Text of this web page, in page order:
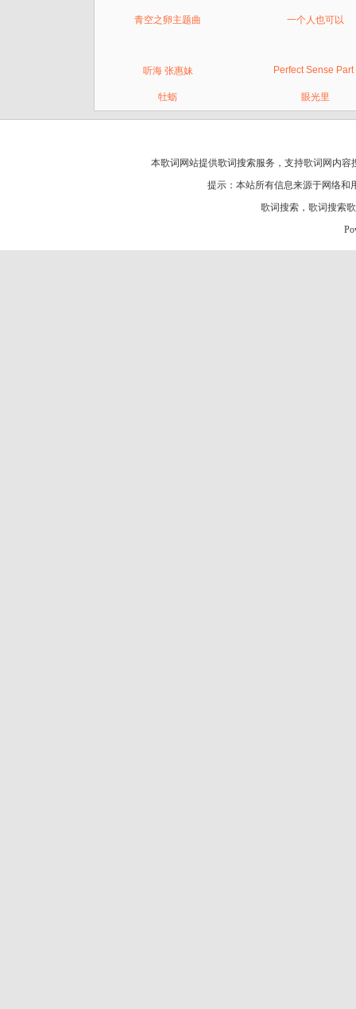
青空之卵主题曲 一个人也可以
听海 张惠妹 Perfect Sense Part
牡蛎 眼光里
本歌词网站提供歌词搜索服务，支持歌词网 内容
提示：本站所有信息来源于网络
歌词搜索 ， 歌词搜索